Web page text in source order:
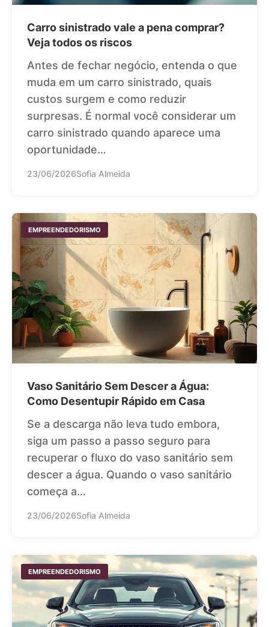
Carro sinistrado vale a pena comprar?
Veja todos os riscos
Antes de fechar negócio, entenda o que
muda em um carro sinistrado, quais
custos surgem e como reduzir
surpresas. É normal você considerar um
carro sinistrado quando aparece uma
oportunidade…
23/06/2026Sofia Almeida
EMPREENDEDORISMO
Vaso Sanitário Sem Descer a Água:
Como Desentupir Rápido em Casa
Se a descarga não leva tudo embora,
siga um passo a passo seguro para
recuperar o fluxo do vaso sanitário sem
descer a água. Quando o vaso sanitário
começa a…
23/06/2026Sofia Almeida
EMPREENDEDORISMO